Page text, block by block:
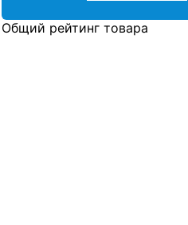
Общий рейтинг товара